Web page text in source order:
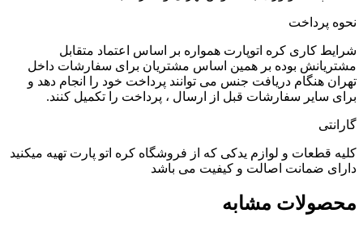
نحوه پرداخت
شرایط کاری کره اتوپارت همواره بر اساس اعتماد متقابل
مشتریانش بوده بر همین اساس مشتریان برای سفارشات داخل
تهران هنگام دریافت جنس می توانند پرداخت خود را انجام دهد و
برای سایر سفارشات قبل از ارسال ، پرداخت را تکمیل کنند.
گارانتی
کلیه قطعات و لوازم یدکی که از فروشگاه کره اتو پارت تهیه میکنید
دارای ضمانت اصالت و کیفیت می باشد
محصولات مشابه